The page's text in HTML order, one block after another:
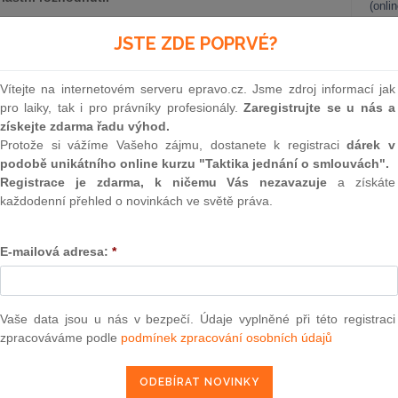
sp.zn. 21 Cdo 298/2004, ze dne 23.6.2004)
věci žalobkyně R. M., proti žalovanému Okresnímu
vedené u Okresního soudu ve Frýdku - Místku pod sp.
- Ministerstva financí v Praze 1, Letenská č. 15,
se sídlem v Praze 5, Nám. 14. října č. 3, proti
21. října 2003 č.j. 16 Co 243/2003-25, tak, že usnesení
ve Frýdku - Místku ze dne 24. června 2003 č.j. 8 C
soudu ve Frýdku - Místku k dalšímu řízení.
soudu ve Frýdku - Místku dne 4.6.2002 domáhala, aby
zejména tím, že u žalovaného (jeho právních
referentka. S účinností od 1.1.1999 byla zařazena
JSTE ZDE POPRVÉ?
Vítejte na internetovém serveru epravo.cz. Jsme zdroj informací jak
pro laiky, tak i pro právníky profesionály.Zaregistrujte se u nás a
získejte zdarma řadu výhod.
Protože si vážíme Vašeho zájmu, dostanete k registracidárek v
podobě unikátního online kurzu "Taktika jednání o smlouvách".
Registrace je zdarma, k ničemu Vás nezavazuje a získáte
každodenní přehled o novinkách ve světě práva.
E-mailová adresa: *
Vaše data jsou u nás v bezpečí. Údaje vyplněné při této registraci
zpracováváme podle podmínek zpracování osobních údajů